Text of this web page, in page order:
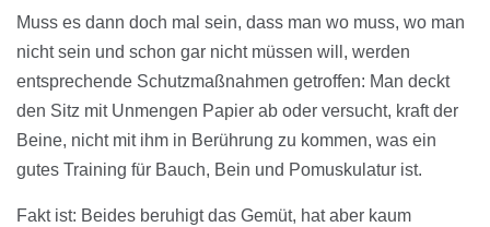
Muss es dann doch mal sein, dass man wo muss, wo man
nicht sein und schon gar nicht müssen will, werden
entsprechende Schutzmaßnahmen getroffen: Man deckt
den Sitz mit Unmengen Papier ab oder versucht, kraft der
Beine, nicht mit ihm in Berührung zu kommen, was ein
gutes Training für Bauch, Bein und Pomuskulatur ist.
Fakt ist: Beides beruhigt das Gemüt, hat aber kaum